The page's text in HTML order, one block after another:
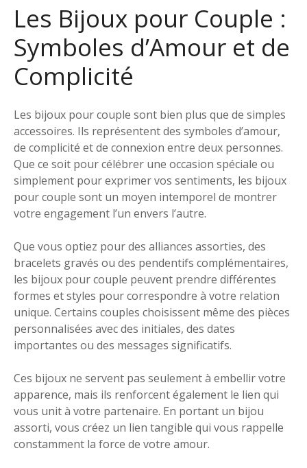
Les Bijoux pour Couple :
Symboles d’Amour et de
Complicité
Les bijoux pour couple sont bien plus que de simples
accessoires. Ils représentent des symboles d’amour,
de complicité et de connexion entre deux personnes.
Que ce soit pour célébrer une occasion spéciale ou
simplement pour exprimer vos sentiments, les bijoux
pour couple sont un moyen intemporel de montrer
votre engagement l’un envers l’autre.
Que vous optiez pour des alliances assorties, des
bracelets gravés ou des pendentifs complémentaires,
les bijoux pour couple peuvent prendre différentes
formes et styles pour correspondre à votre relation
unique. Certains couples choisissent même des pièces
personnalisées avec des initiales, des dates
importantes ou des messages significatifs.
Ces bijoux ne servent pas seulement à embellir votre
apparence, mais ils renforcent également le lien qui
vous unit à votre partenaire. En portant un bijou
assorti, vous créez un lien tangible qui vous rappelle
constamment la force de votre amour.